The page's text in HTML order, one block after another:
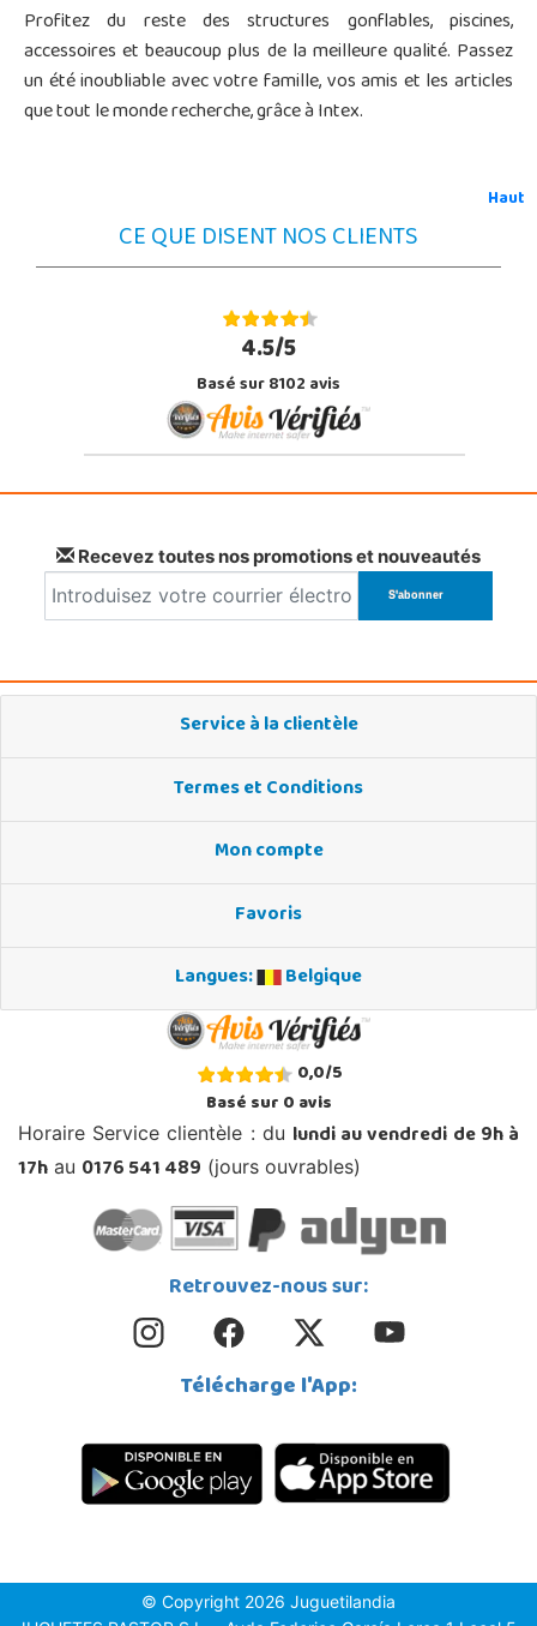
Profitez du reste des structures gonflables, piscines,
accessoires et beaucoup plus de la meilleure qualité. Passez
un été inoubliable avec votre famille, vos amis et les articles
que tout le monde recherche, grâce à Intex.
Haut
CE QUE DISENT NOS CLIENTS
4.5/5
Basé sur 8102 avis
Recevez toutes nos promotions et nouveautés
Service à la clientèle
Termes et Conditions
Mon compte
Favoris
Langues:
Belgique
0,0/5
Basé sur0avis
Horaire Service clientèle : du lundi au vendredi de 9h à
17h au 0176 541 489 (jours ouvrables)
Retrouvez-nous sur:
Télécharge l'App:
© Copyright 2026 Juguetilandia